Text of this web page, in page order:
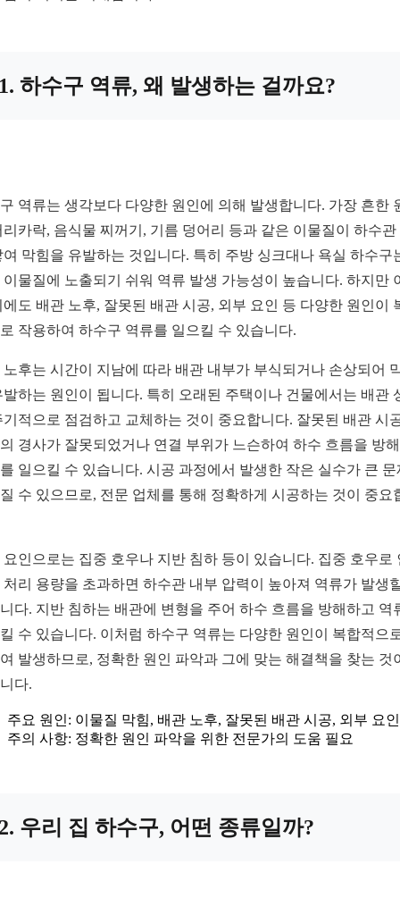
하수구 역류, 왜 발생하는 걸까요?
역류는 생각보다 다양한 원인에 의해 발생합니다. 가장 흔한
리카락, 음식물 찌꺼기, 기름 덩어리 등과 같은 이물질이 하수관
여 막힘을 유발하는 것입니다. 특히 주방 싱크대나 욕실 하수구
이물질에 노출되기 쉬워 역류 발생 가능성이 높습니다. 하지만
에도 배관 노후, 잘못된 배관 시공, 외부 요인 등 다양한 원인이
작용하여 하수구 역류를 일으킬 수 있습니다.
노후는 시간이 지남에 따라 배관 내부가 부식되거나 손상되어
발하는 원인이 됩니다. 특히 오래된 주택이나 건물에서는 배관
기적으로 점검하고 교체하는 것이 중요합니다. 잘못된 배관 시
경사가 잘못되었거나 연결 부위가 느슨하여 하수 흐름을 방
일으킬 수 있습니다. 시공 과정에서 발생한 작은 실수가 큰 문
수 있으므로, 전문 업체를 통해 정확하게 시공하는 것이 중요
요인으로는 집중 호우나 지반 침하 등이 있습니다. 집중 호우로
처리 용량을 초과하면 하수관 내부 압력이 높아져 역류가 발생
다. 지반 침하는 배관에 변형을 주어 하수 흐름을 방해하고 역
수 있습니다. 이처럼 하수구 역류는 다양한 원인이 복합적으
발생하므로, 정확한 원인 파악과 그에 맞는 해결책을 찾는 것
다.
주요 원인: 이물질 막힘, 배관 노후, 잘못된 배관 시공, 외부 요인
주의 사항: 정확한 원인 파악을 위한 전문가의 도움 필요
우리 집 하수구, 어떤 종류일까?